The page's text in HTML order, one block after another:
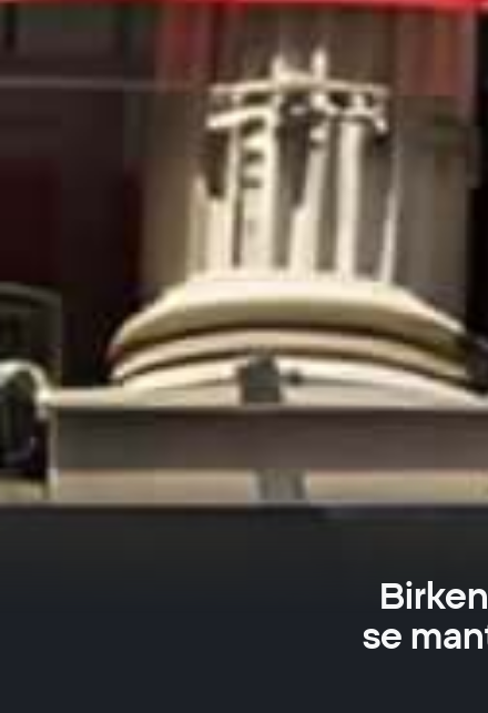
se